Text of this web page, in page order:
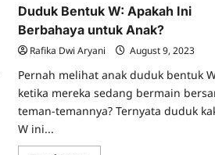
Duduk Bentuk W: Apakah Ini
Berbahaya untuk Anak?
Rafika Dwi Aryani August 9, 2023
Pernah melihat anak duduk bentuk
ketika mereka sedang bermain
teman-temannya? Ternyata duduk
W ini...